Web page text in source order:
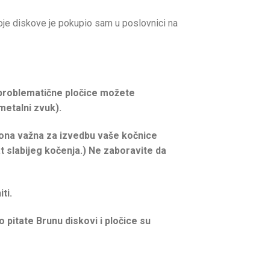
diskove je pokupio sam u poslovnici na
pločice možete
zvuk).
važna za izvedbu vaše kočnice
slabijeg kočenja.) Ne zaboravite da
pitate Brunu diskovi i pločice su